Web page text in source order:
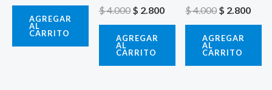
AGREGAR
AL
CARRITO
$4.000 $ 2.800
AGREGAR
AL
CARRITO
$4.000$ 2.800
AGREGAR
AL
CARRITO